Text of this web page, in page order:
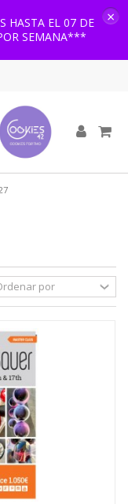
HASTA EL 07 DE
SEMANA***
×